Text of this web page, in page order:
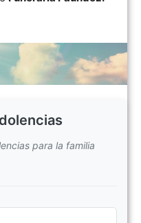
para la familia